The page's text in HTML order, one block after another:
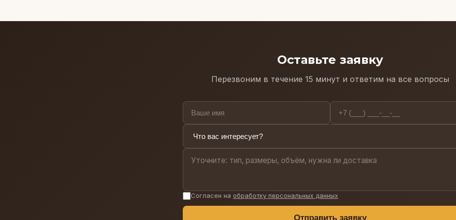
ценами за 1 рабочий день.
Оставьте заявку
Перезвоним в течение 15 минут и ответим на все вопросы
Согласен на обработку персональных данных
Отправить заявку